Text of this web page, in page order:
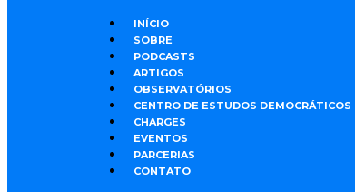
INÍCIO
SOBRE
PODCASTS
ARTIGOS
OBSERVATÓRIOS
CENTRO DE ESTUDOS DEMOCRÁTICOS
CHARGES
EVENTOS
PARCERIAS
CONTATO